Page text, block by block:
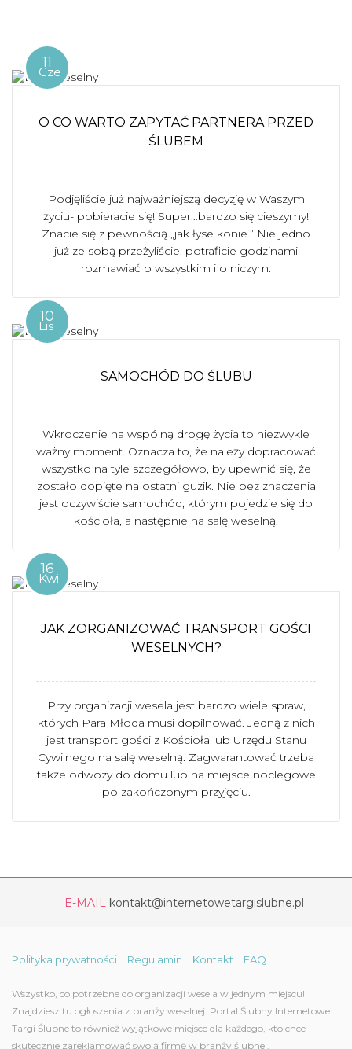
11
Cze
O CO WARTO ZAPYTAĆ PARTNERA PRZED
ŚLUBEM
Podjęliście już najważniejszą decyzję w Waszym
życiu- pobieracie się! Super…bardzo się cieszymy!
Znacie się z pewnością „jak łyse konie.” Nie jedno
już ze sobą przeżyliście, potraficie godzinami
rozmawiać o wszystkim i o niczym.
10
Lis
SAMOCHÓD DO ŚLUBU
Wkroczenie na wspólną drogę życia to niezwykle
ważny moment. Oznacza to, że należy dopracować
wszystko na tyle szczegółowo, by upewnić się, że
zostało dopięte na ostatni guzik. Nie bez znaczenia
jest oczywiście samochód, którym pojedzie się do
kościoła, a następnie na salę weselną.
16
Kwi
JAK ZORGANIZOWAĆ TRANSPORT GOŚCI
WESELNYCH?
Przy organizacji wesela jest bardzo wiele spraw,
których Para Młoda musi dopilnować. Jedną z nich
jest transport gości z Kościoła lub Urzędu Stanu
Cywilnego na salę weselną. Zagwarantować trzeba
także odwozy do domu lub na miejsce noclegowe
po zakończonym przyjęciu.
E-MAIL kontakt@internetowetargislubne.pl
Polityka prywatności Regulamin Kontakt FAQ
Wszystko, co potrzebne do organizacji wesela w jednym miejscu!
Znajdziesz tu ogłoszenia z branży weselnej. Portal Ślubny Internetowe
Targi Ślubne to również wyjątkowe miejsce dla każdego, kto chce
skutecznie zareklamować swoją firmę w branży ślubnej.